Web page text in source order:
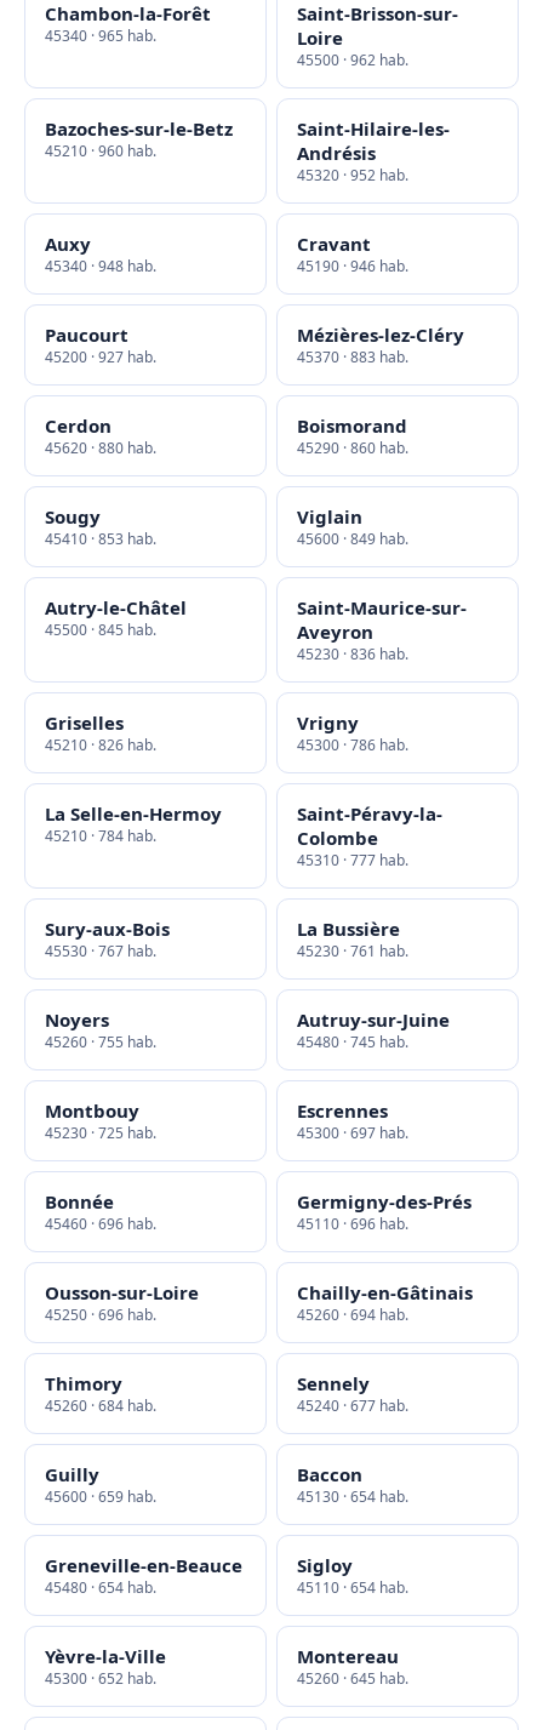
Chambon-la-Forêt
45340 · 965 hab.
Saint-Brisson-sur-
Loire
45500 · 962 hab.
Bazoches-sur-le-Betz
45210 · 960 hab.
Saint-Hilaire-les-
Andrésis
45320 · 952 hab.
Auxy
45340 · 948 hab.
Cravant
45190 · 946 hab.
Paucourt
45200 · 927 hab.
Mézières-lez-Cléry
45370 · 883 hab.
Cerdon
45620 · 880 hab.
Boismorand
45290 · 860 hab.
Sougy
45410 · 853 hab.
Viglain
45600 · 849 hab.
Autry-le-Châtel
45500 · 845 hab.
Saint-Maurice-sur-
Aveyron
45230 · 836 hab.
Griselles
45210 · 826 hab.
Vrigny
45300 · 786 hab.
La Selle-en-Hermoy
45210 · 784 hab.
Saint-Péravy-la-
Colombe
45310 · 777 hab.
Sury-aux-Bois
45530 · 767 hab.
La Bussière
45230 · 761 hab.
Noyers
45260 · 755 hab.
Autruy-sur-Juine
45480 · 745 hab.
Montbouy
45230 · 725 hab.
Escrennes
45300 · 697 hab.
Bonnée
45460 · 696 hab.
Germigny-des-Prés
45110 · 696 hab.
Ousson-sur-Loire
45250 · 696 hab.
Chailly-en-Gâtinais
45260 · 694 hab.
Thimory
45260 · 684 hab.
Sennely
45240 · 677 hab.
Guilly
45600 · 659 hab.
Baccon
45130 · 654 hab.
Greneville-en-Beauce
45480 · 654 hab.
Sigloy
45110 · 654 hab.
Yèvre-la-Ville
45300 · 652 hab.
Montereau
45260 · 645 hab.